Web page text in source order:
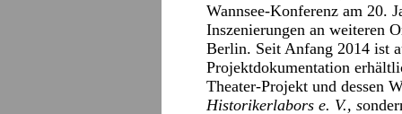
Wannsee-Konferenz am 20.
Inszenierungen an weiteren
Berlin. Seit Anfang 2014 ist
Projektdokumentation
Theater-Projekt und dessen
Historikerlabors e. V., s